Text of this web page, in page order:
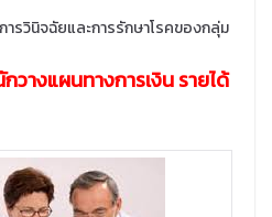
รวินิจฉัยและการรักษาโรคของกลุ่ม
วางแผนทางการเงิน รายได้